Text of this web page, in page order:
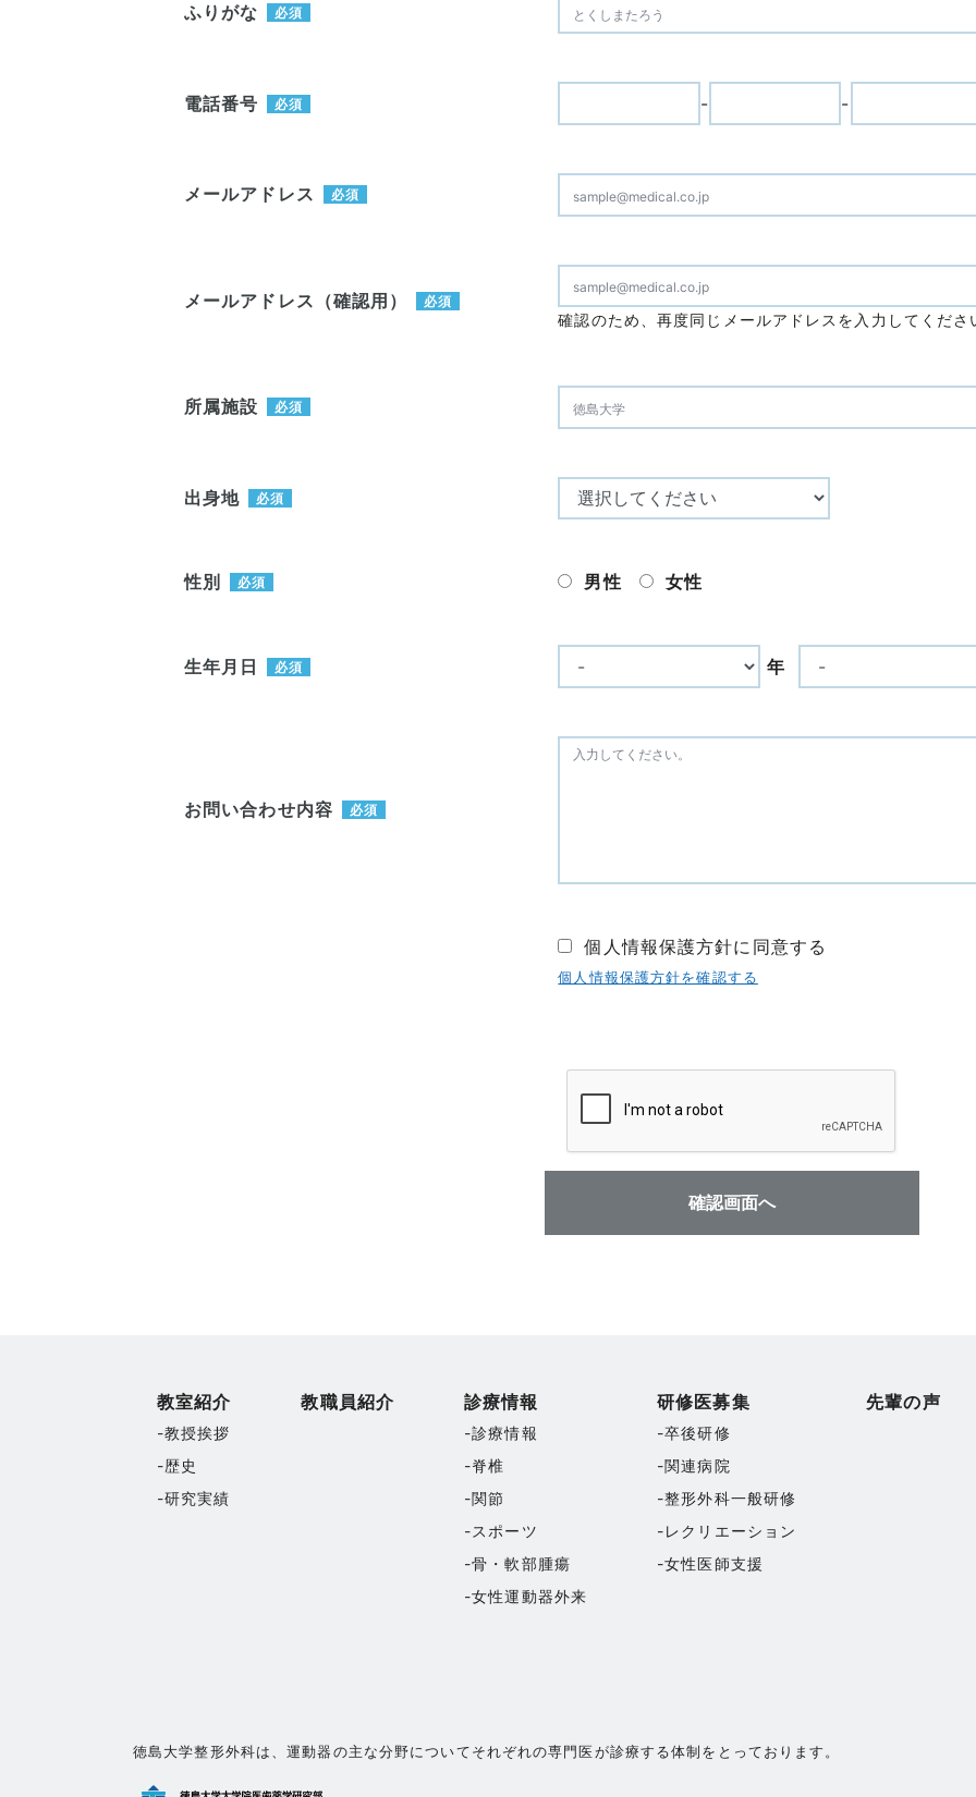
ふりがな 必須
電話番号 必須 - -
メールアドレス 必須
メールアドレス（確認用） 必須
確認のため、再度同じメールアドレスを入力してくださ
所属施設 必須
出身地 必須
性別 必須 男性 女性
生年月日 必須 年
お問い合わせ内容 必須
個人情報保護方針に同意する
個人情報保護方針を確認する
確認画面へ
教室紹介
教授挨拶
歴史
研究実績
教職員紹介 診療情報
診療情報
脊椎
関節
スポーツ
骨・軟部腫瘍
女性運動器外来
研修医募集
卒後研修
関連病院
整形外科一般研修
レクリエーション
女性医師支援
先輩の声
徳島大学整形外科は、運動器の主な分野についてそれぞれの専門医が診療する体制をとっております。